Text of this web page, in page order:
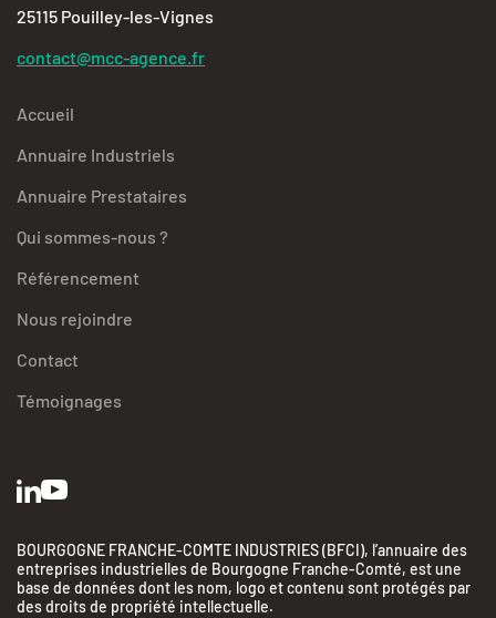
25115 Pouilley-les-Vignes
contact@mcc-agence.fr
Accueil
Annuaire Industriels
Annuaire Prestataires
Qui sommes-nous ?
Référencement
Nous rejoindre
Contact
Témoignages
BOURGOGNE FRANCHE-COMTE INDUSTRIES (BFCI), l’annuaire des
entreprises industrielles de Bourgogne Franche-Comté, est une
base de données dont les nom, logo et contenu sont protégés par
des droits de propriété intellectuelle.